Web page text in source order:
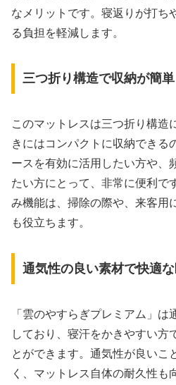
なメリットです。寝返りが打ち
る負担を軽減します。
三つ折り構造で収納が簡単
このマットレスは三つ折り構造
きにはコンパクトに収納できる
ースを有効に活用したい方や、
たい方にとって、非常に便利で
み機能は、掃除の際や、来客用
も役立ちます。
通気性の良い素材で快適
「雲のやすらぎプレミアム」は
しており、寝汗をかきやすい方
とができます。通気性が良いこ
く、マットレス自体の耐久性も